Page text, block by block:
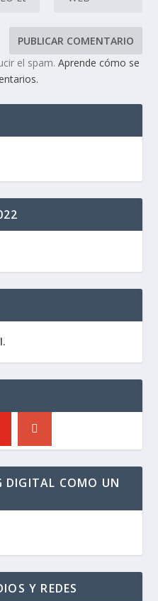
el spam.Aprende cómo se
DIGITAL COMO UN
Y REDES